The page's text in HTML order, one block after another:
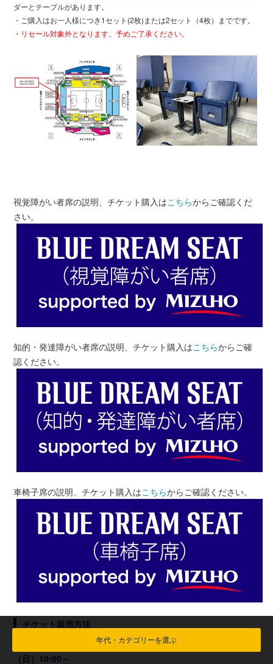
ダーとテーブルがあります。
・ご購入はお一人様につき1セット(2枚)または2セット（4枚）までです。
・リセール対象外となります。予めご了承ください。
視覚障がい者席の説明、チケット購入はこちらからご確認くだ
さい。
知的・発達障がい者席の説明、チケット購入はこちらからご確
認ください。
車椅子席の説明、チケット購入はこちらからご確認ください。
チケット販売方法
一般販売（先着制／ダイナミックプライシング）：6月14日
（日）10:00～
年代・カテゴリーを選ぶ